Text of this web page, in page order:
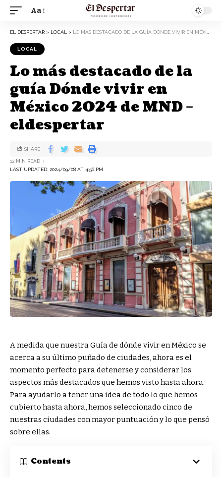
Aa
EL DESPERTAR > LOCAL > LO MÁS DESTACADO DE LA GUÍA DÓNDE VIVIR EN MÉXICO 2024 DE MND – ELDESPERTAR
LOCAL
Lo más destacado de la
guía Dónde vivir en
México 2024 de MND –
eldespertar
LAST UPDATED: 2024/09/08 AT 4:56 PM
12 MIN READ
SHARE
A medida que nuestra Guía de dónde vivir en México se
acerca a su último puñado de ciudades, ahora es el
momento perfecto para detenerse y considerar los
aspectos más destacados que hemos visto hasta ahora.
Para ayudarlo a tener una idea de todo lo que hemos
cubierto hasta ahora, hemos seleccionado cinco de
nuestras ciudades con mayor puntuación y lo que pensó
sobre ellas.
Contents